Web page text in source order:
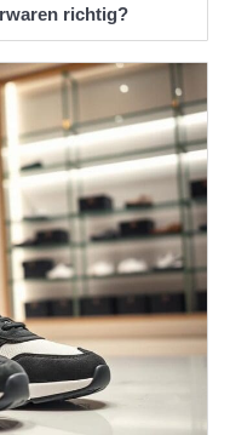
richtig?